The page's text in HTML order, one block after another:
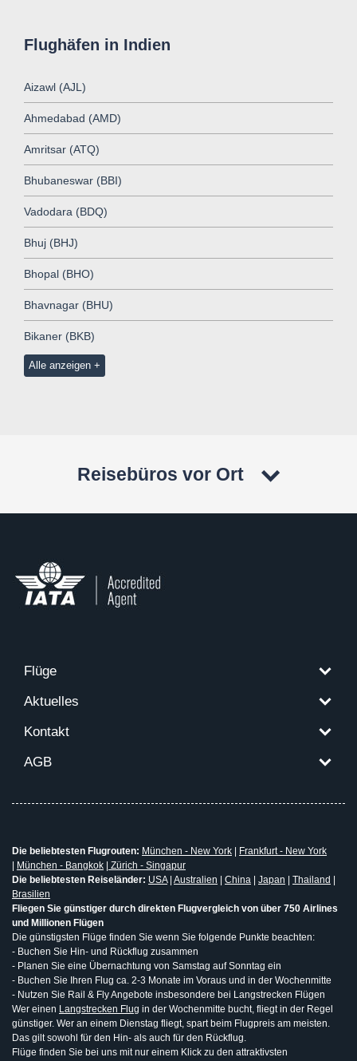
Flughäfen in Indien
Aizawl (AJL)
Ahmedabad (AMD)
Amritsar (ATQ)
Bhubaneswar (BBI)
Vadodara (BDQ)
Bhuj (BHJ)
Bhopal (BHO)
Bhavnagar (BHU)
Bikaner (BKB)
Alle anzeigen
Reisebüros vor Ort
Flüge
Aktuelles
Kontakt
AGB
Die beliebtesten Flugrouten: München - New York
Frankfurt - New York
München - Bangkok
Zürich - Singapur
Die beliebtesten Reiseländer: USA| Australien China Japan Thailand
Brasilien
Fliegen Sie günstiger durch direkten Flugvergleich von über 750 Airlines
und Millionen Flügen
Die günstigsten Flüge finden Sie wenn Sie folgende Punkte beachten:
- Buchen Sie Hin- und Rückflug zusammen
- Planen Sie eine Übernachtung von Samstag auf Sonntag ein
- Buchen Sie Ihren Flug ca. 2-3 Monate im Voraus und in der Wochenmitte
- Nutzen Sie Rail & Fly Angebote insbesondere bei Langstrecken Flügen
Wer einen Langstrecken Flug in der Wochenmitte bucht, fliegt in der Regel
günstiger. Wer an einem Dienstag fliegt, spart beim Flugpreis am meisten.
Das gilt sowohl für den Hin- als auch für den Rückflug.
Flüge finden Sie bei uns mit nur einem Klick zu den attraktivsten